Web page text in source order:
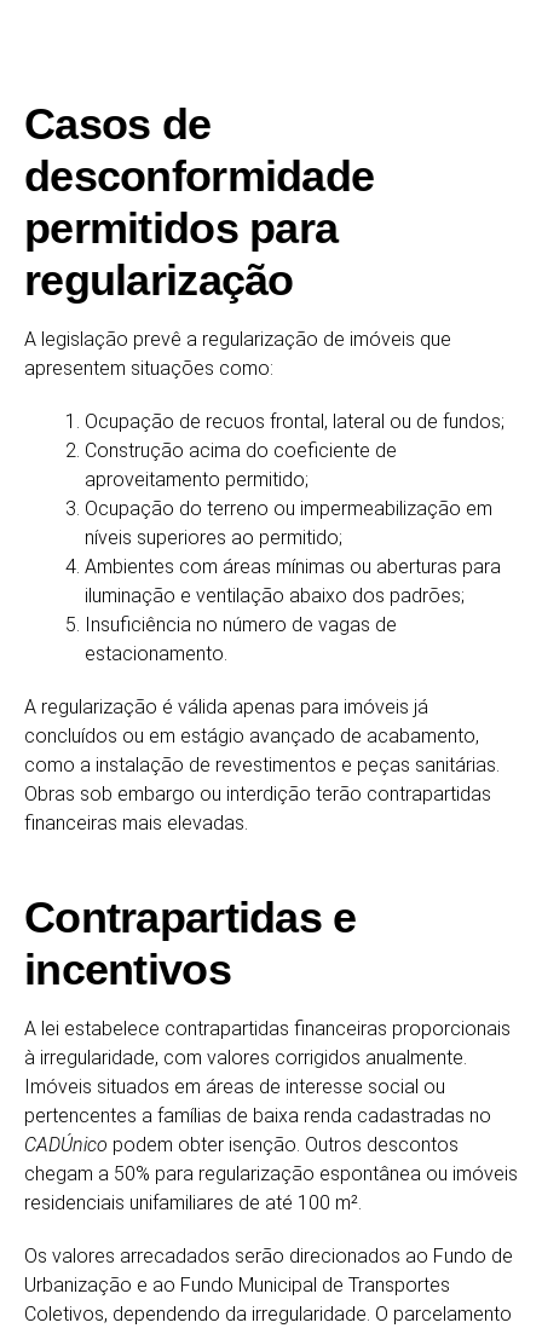
Casos de
desconformidade
permitidos para
regularização
A legislação prevê a regularização de imóveis que
apresentem situações como:
Ocupação de recuos frontal, lateral ou de fundos;
Construção acima do coeficiente de
aproveitamento permitido;
Ocupação do terreno ou impermeabilização em
níveis superiores ao permitido;
Ambientes com áreas mínimas ou aberturas para
iluminação e ventilação abaixo dos padrões;
Insuficiência no número de vagas de
estacionamento.
A regularização é válida apenas para imóveis já
concluídos ou em estágio avançado de acabamento,
como a instalação de revestimentos e peças sanitárias.
Obras sob embargo ou interdição terão contrapartidas
financeiras mais elevadas.
Contrapartidas e
incentivos
A lei estabelece contrapartidas financeiras proporcionais
à irregularidade, com valores corrigidos anualmente.
Imóveis situados em áreas de interesse social ou
pertencentes a famílias de baixa renda cadastradas no
CADÚnico podem obter isenção. Outros descontos
chegam a 50% para regularização espontânea ou imóveis
residenciais unifamiliares de até 100 m².
Os valores arrecadados serão direcionados ao Fundo de
Urbanização e ao Fundo Municipal de Transportes
Coletivos, dependendo da irregularidade. O parcelamento